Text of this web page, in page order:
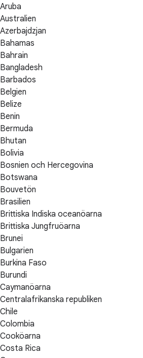
Aruba
Australien
Azerbajdzjan
Bahamas
Bahrain
Bangladesh
Barbados
Belgien
Belize
Benin
Bermuda
Bhutan
Bolivia
Bosnien och Hercegovina
Botswana
Bouvetön
Brasilien
Brittiska Indiska oceanöarna
Brittiska Jungfruöarna
Brunei
Bulgarien
Burkina Faso
Burundi
Caymanöarna
Centralafrikanska republiken
Chile
Colombia
Cooköarna
Costa Rica